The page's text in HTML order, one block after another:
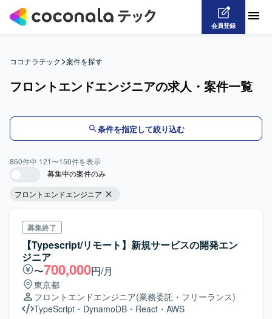
会員登録
ココナラテック>案件を探す
フロントエンドエンジニアの求人・案件一覧
条件を指定して絞り込む
860件中 121〜150件を表示
募集中の案件のみ
フロントエンドエンジニア
募集終了
【Typescript/リモート】新規サービスの開発エン
ジニア
〜700,000円/月
東京都
フロントエンドエンジニア(業務委託・フリーランス)
TypeScript ・ DynamoDB ・ React ・ AWS